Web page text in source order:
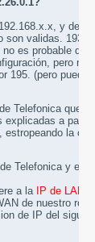
y
validas.
es probable
pero
195. (pero
Telefonica que
a
la
Telefonica y es
a la IP de LAN
de nuestro
de IP del